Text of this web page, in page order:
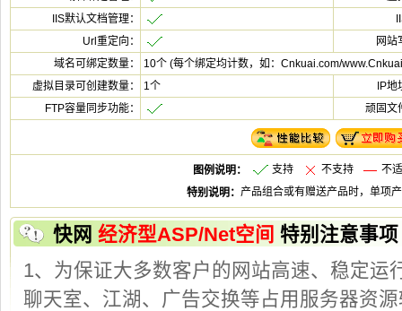
10个 (每个绑定均计数，如：Cnkuai.com/
1个
支 不支
快 特别注意事项